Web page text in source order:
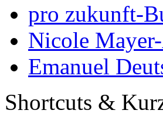
pro zukunft-
Nicole
Emanuel
Shortcuts &